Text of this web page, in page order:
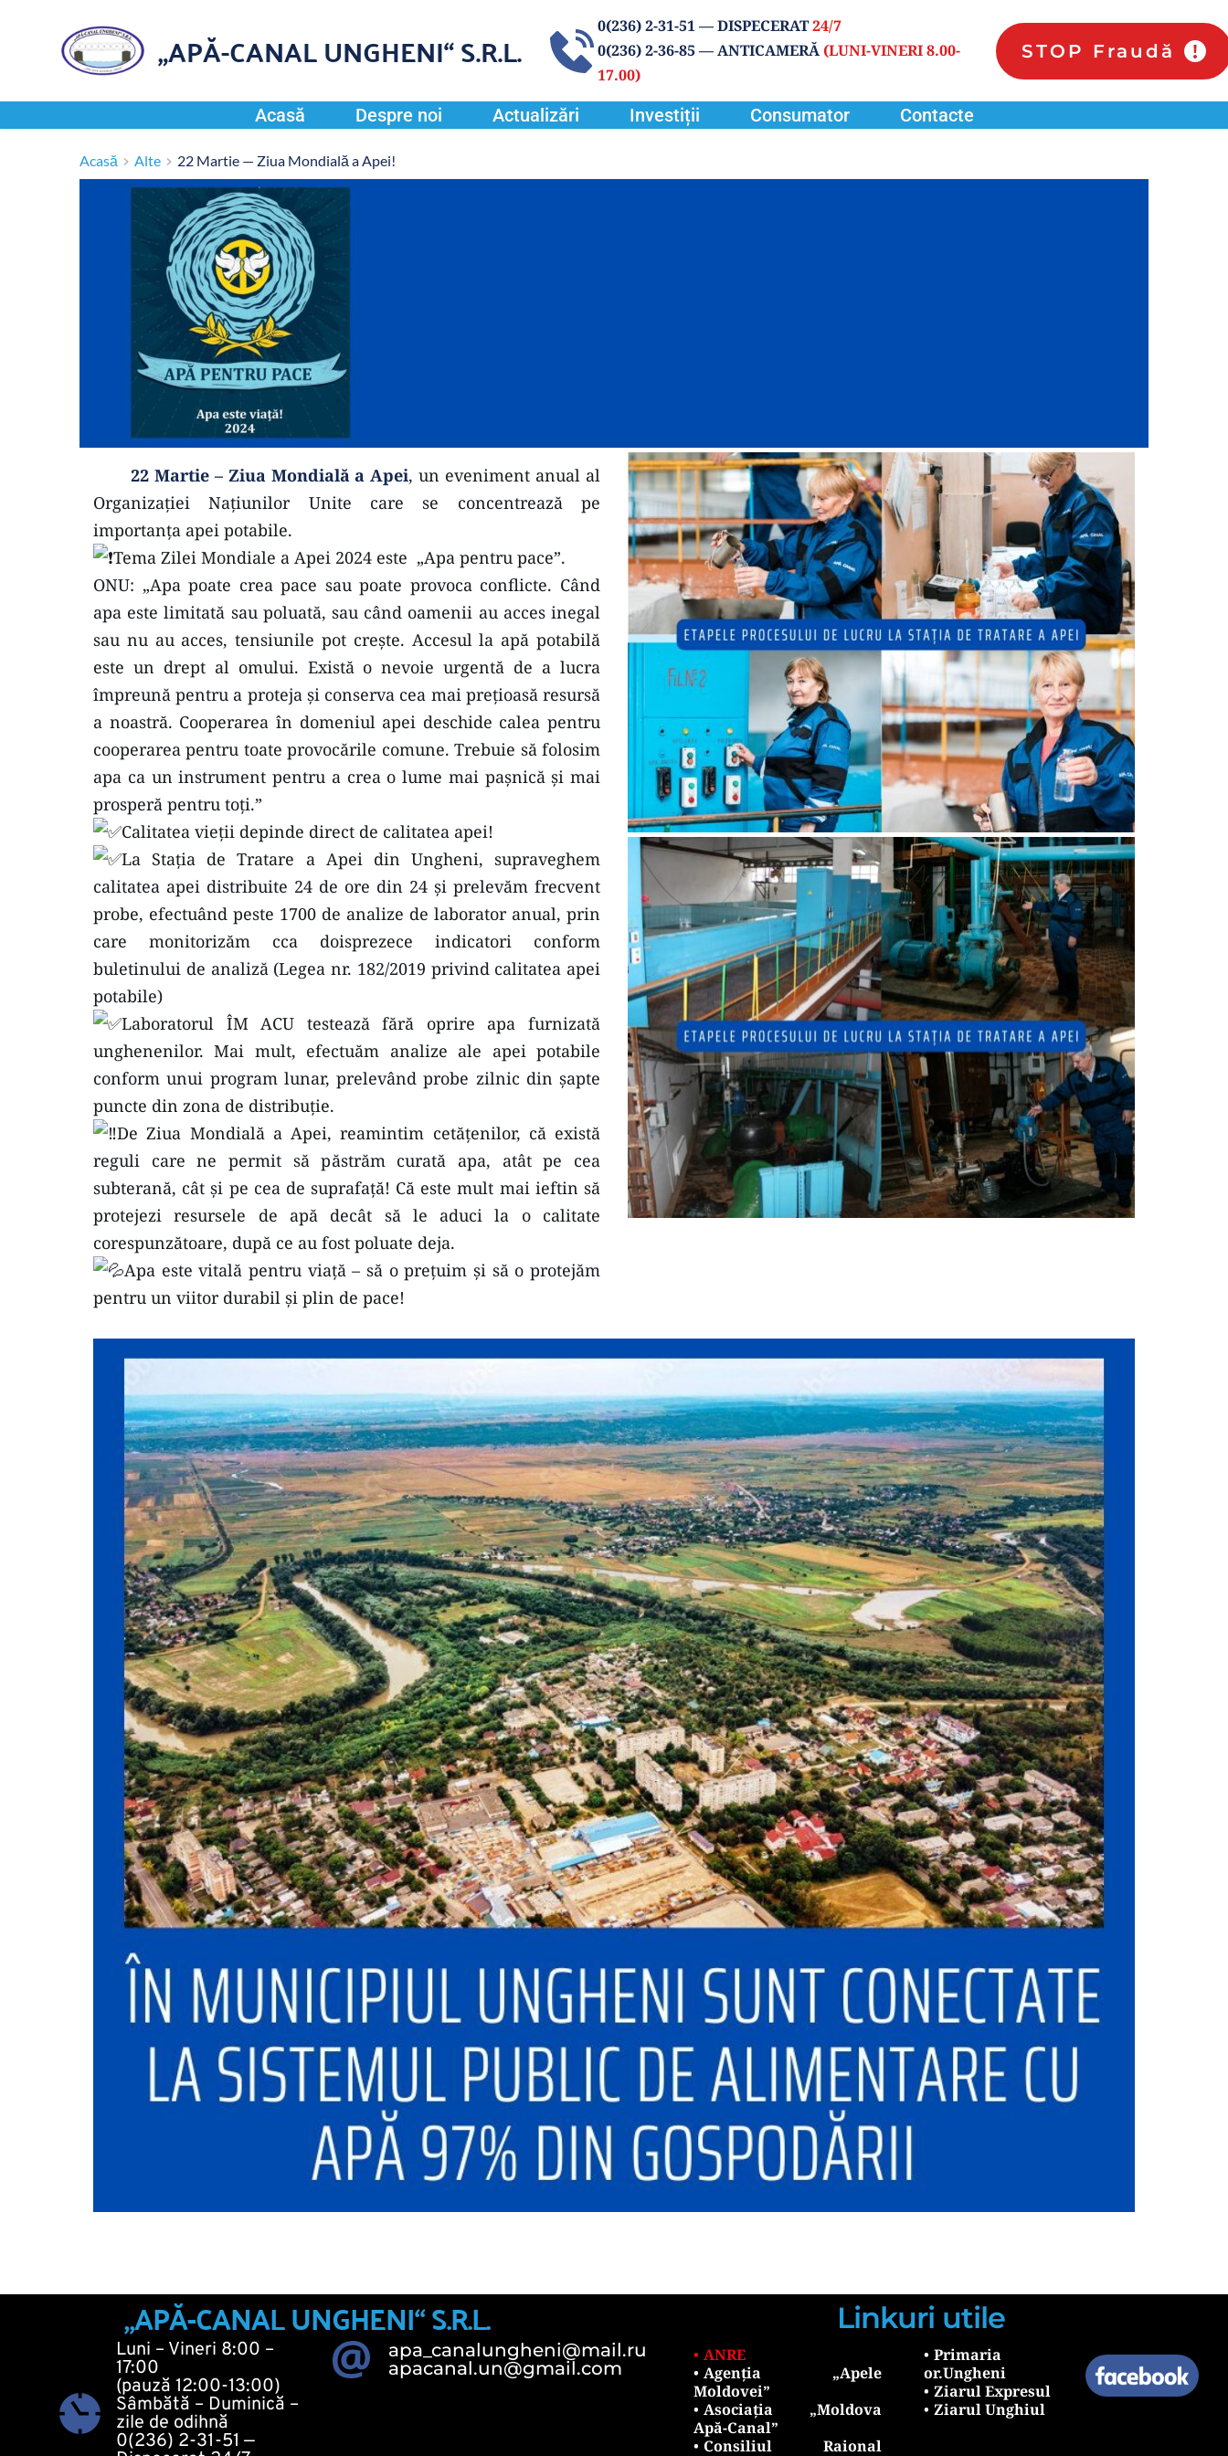
„APĂ-CANAL UNGHENI“ S.R.L. 0(236) 2-31-51 — DISPECERAT 24/7
0(236) 2-36-85 — ANTICAMERĂ (LUNI-VINERI 8.00-
17.00)
STOP Fraudă
Acasă Despre noi Actualizări Investiții Consumator Contacte
Acasă Alte 22 Martie — Ziua Mondială a Apei!
22 Martie – Ziua Mondială a Apei, un eveniment anual al
Organizației Națiunilor Unite care se concentrează pe
importanța apei potabile.
Tema Zilei Mondiale a Apei 2024 este  „Apa pentru pace”.
ONU: „Apa poate crea pace sau poate provoca conflicte. Când
apa este limitată sau poluată, sau când oamenii au acces inegal
sau nu au acces, tensiunile pot crește. Accesul la apă potabilă
este un drept al omului. Există o nevoie urgentă de a lucra
împreună pentru a proteja și conserva cea mai prețioasă resursă
a noastră. Cooperarea în domeniul apei deschide calea pentru
cooperarea pentru toate provocările comune. Trebuie să folosim
apa ca un instrument pentru a crea o lume mai pașnică și mai
prosperă pentru toți.”
Calitatea vieții depinde direct de calitatea apei!
La Stația de Tratare a Apei din Ungheni, supraveghem
calitatea apei distribuite 24 de ore din 24 și prelevăm frecvent
probe, efectuând peste 1700 de analize de laborator anual, prin
care monitorizăm cca doisprezece indicatori conform
buletinului de analiză (Legea nr. 182/2019 privind calitatea apei
potabile)
Laboratorul ÎM ACU testează fără oprire apa furnizată
unghenenilor. Mai mult, efectuăm analize ale apei potabile
conform unui program lunar, prelevând probe zilnic din șapte
puncte din zona de distribuție.
De Ziua Mondială a Apei, reamintim cetățenilor, că există
reguli care ne permit să păstrăm curată apa, atât pe cea
subterană, cât și pe cea de suprafață! Că este mult mai ieftin să
protejezi resursele de apă decât să le aduci la o calitate
corespunzătoare, după ce au fost poluate deja.
Apa este vitală pentru viață – să o prețuim și să o protejăm
pentru un viitor durabil și plin de pace!
„APĂ-CANAL UNGHENI“ S.R.L. Linkuri utile
Luni – Vineri 8:00 –
17:00
(pauză 12:00-13:00)
Sâmbătă – Duminică –
zile de odihnă
0(236) 2-31-51 —
apa_canalungheni@mail.ru
apacanal.un@gmail.com
ANRE
Agenția „Apele
Moldovei”
Asociația „Moldova
Apă-Canal”
Consiliul Raional
Primaria
or.Ungheni
Ziarul Expresul
Ziarul Unghiul